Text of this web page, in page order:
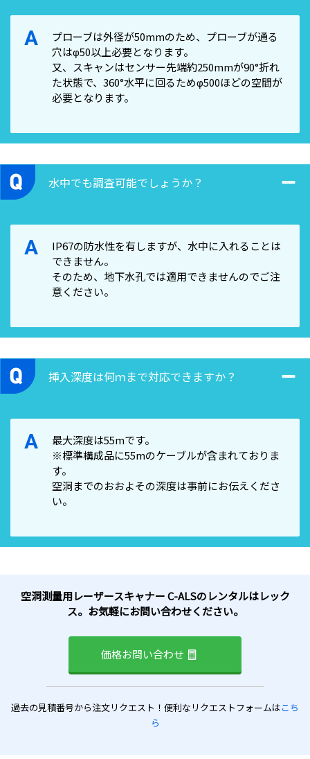
A
プローブは外径が50mmのため、プローブが通る
穴はφ50以上必要となります。
又、スキャンはセンサー先端約250mmが90°折れ
た状態で、360°水平に回るためφ500ほどの空間が
必要となります。
水中でも調査可能でしょうか？
A
IP67の防水性を有しますが、水中に入れることは
できません。
そのため、地下水孔では適用できませんのでご注
意ください。
挿入深度は何ｍまで対応できますか？
A
最大深度は55mです。
※標準構成品に55mのケーブルが含まれておりま
す。
空洞までのおおよその深度は事前にお伝えくださ
い。
空洞測量用レーザースキャナー C-ALSのレンタルはレック
ス。お気軽にお問い合わせください。
価格お問い合わせ
過去の見積番号から注文リクエスト！便利なリクエストフォームはこち
ら